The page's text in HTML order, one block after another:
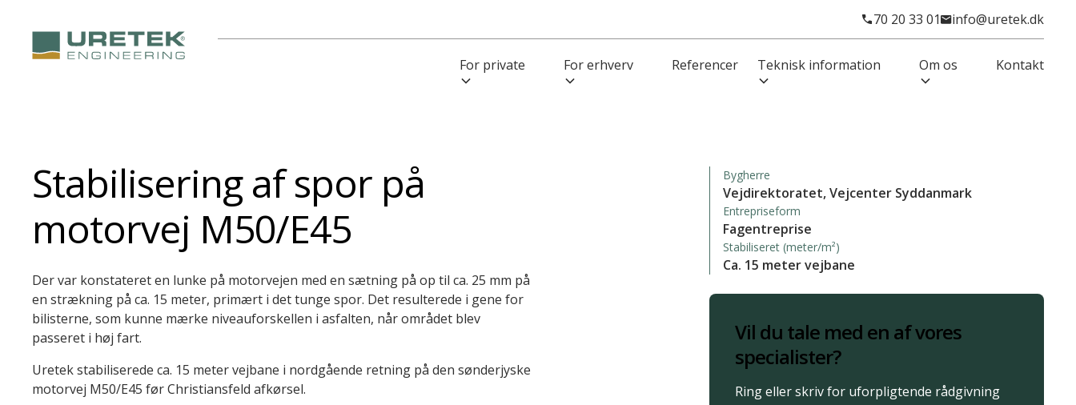
70 20 33 01 info@uretek.dk
For private For erhverv Referencer Teknisk information Om os Kontakt
Stabilisering af spor på
motorvej M50/E45
Der var konstateret en lunke på motorvejen med en sætning på op til ca. 25 mm på
en strækning på ca. 15 meter, primært i det tunge spor. Det resulterede i gene for
bilisterne, som kunne mærke niveauforskellen i asfalten, når området blev
passeret i høj fart.
Uretek stabiliserede ca. 15 meter vejbane i nordgående retning på den sønderjyske
motorvej M50/E45 før Christiansfeld afkørsel.
Bygherre
Vejdirektoratet, Vejcenter Syddanmark
Entrepriseform
Fagentreprise
Stabiliseret (meter/m²)
Ca. 15 meter vejbane
Vil du tale med en af vores
specialister?
Ring eller skriv for uforpligtende rådgivning